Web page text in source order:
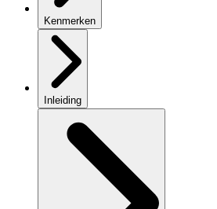
Kenmerken
Inleiding